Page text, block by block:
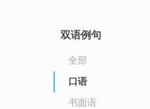
双语例句
全部
口语
书面语